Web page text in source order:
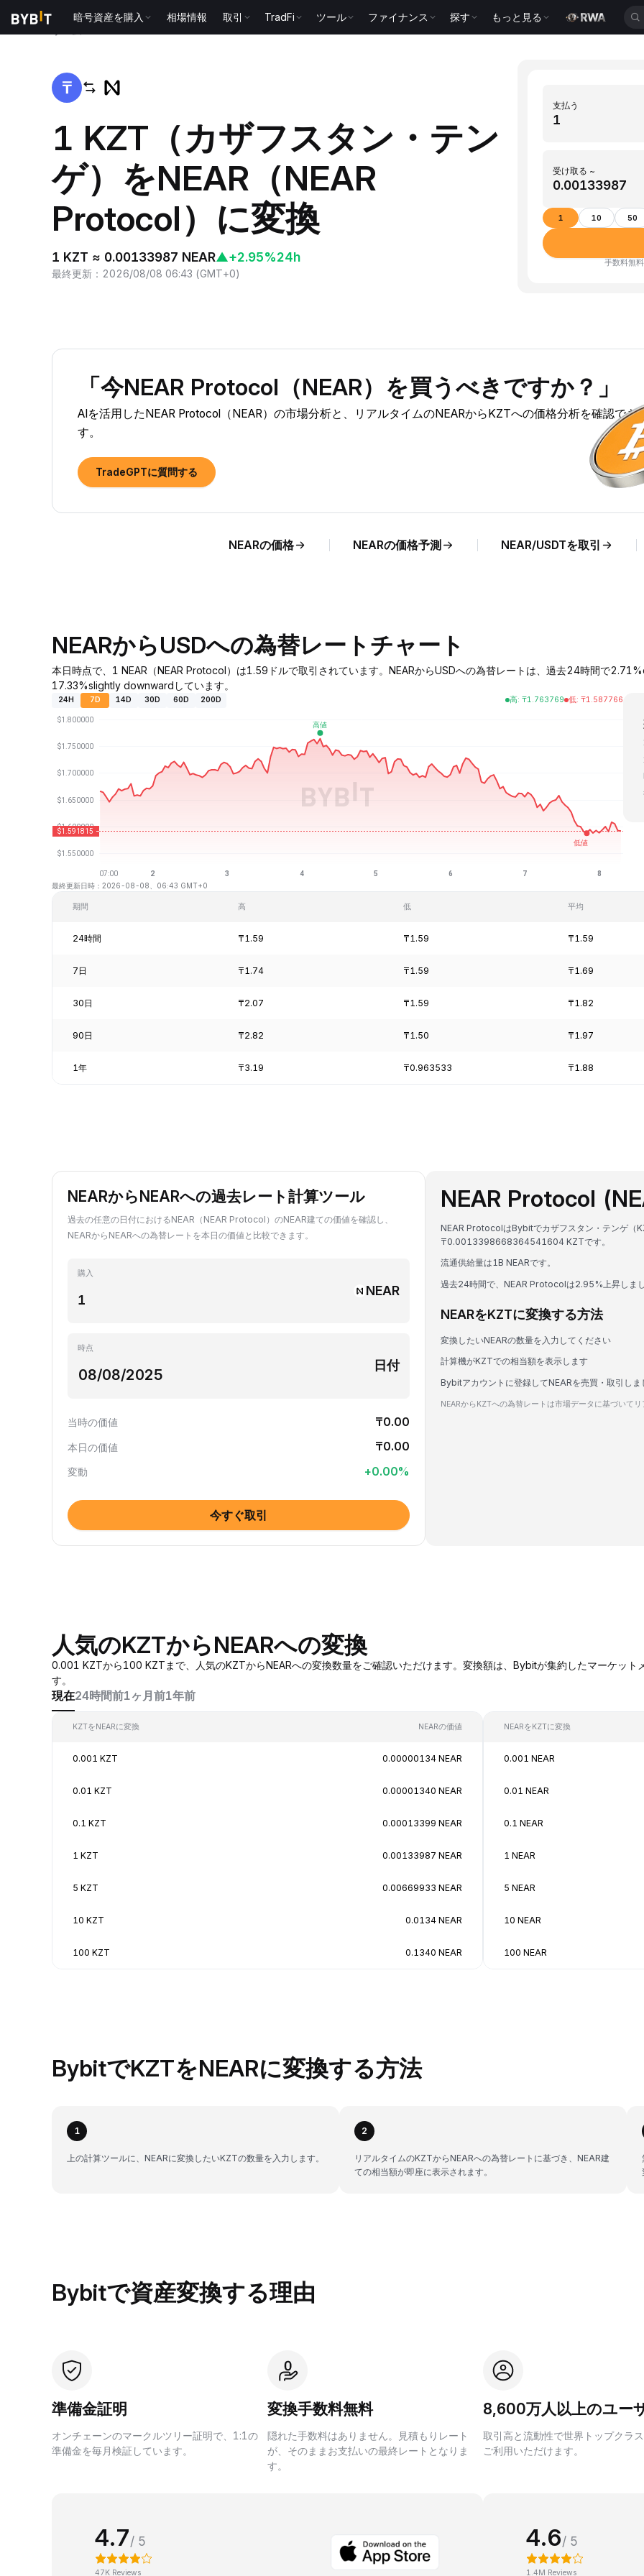
暗号資産を購入 相場情報 取引 TradFi ツール ファイナンス 探す もっと見る
1 KZT（カザフスタン・テン
ゲ）をNEAR（NEAR
Protocol）に変換
1 KZT ≈ 0.00133987 NEAR▲+2.95%24h
最終更新 ： 2026/08/08 06:43 (GMT+0)
支払う
受け取る ~
1 10 50
手数料無
「今NEAR Protocol（NEAR）を買うべきですか？」
AIを活用したNEAR Protocol（NEAR）の市場分析と、リアルタイムのNEARからKZTへの価格分析を確認でき
す。
TradeGPTに質問する
NEARの価格 NEARの価格予測 NEAR/USDTを取引
NEARからUSDへの為替レートチャート
本日時点で、1 NEAR（NEAR Protocol）は1.59ドルで取引されています。NEARからUSDへの為替レートは、過去24時間で
17.33%slightly downwardしています。
24H 7D 14D 30D 60D 200D 高: ₸1.763769 低: ₸1.587766
最終更新日時：2026-08-08、06:43 GMT+0
期間 高 低 平均
24時間 ₸1.59 ₸1.59 ₸1.59
7日 ₸1.74 ₸1.59 ₸1.69
30日 ₸2.07 ₸1.59 ₸1.82
90日 ₸2.82 ₸1.50 ₸1.97
1年 ₸3.19 ₸0.963533 ₸1.88
NEARからNEARへの過去レート計算ツール
過去の任意の日付におけるNEAR（NEAR Protocol）のNEAR建ての価値を確認し、
NEARからNEARへの為替レートを本日の価値と比較できます。
購入
NEAR
時点
日付
当時の価値 ₸0.00
本日の価値 ₸0.00
変動 +0.00%
今すぐ取引
NEAR Protocol
NEAR ProtocolはBybitでカザフスタン・テンゲ（
₸0.0013398668364541604 KZTです。
流通供給量は1B NEARです。
過去24時間で、NEAR Protocolは2.95%上昇しまし
NEARをKZTに変換する方法
変換したいNEARの数量を入力してください
計算機がKZTでの相当額を表示します
Bybitアカウントに登録してNEARを売買・取引しま
NEARからKZTへの為替レートは市場データに基づいてリ
人気のKZTからNEARへの変換
0.001 KZTから100 KZTまで、人気のKZTからNEARへの変換数量をご確認いただけます。変換額は、Bybitが集約したマーケット
す。
現在24時間前1ヶ月前1年前
KZTをNEARに変換 NEARの価値
0.001 KZT 0.00000134 NEAR
0.01 KZT 0.00001340 NEAR
0.1 KZT 0.00013399 NEAR
1 KZT 0.00133987 NEAR
5 KZT 0.00669933 NEAR
10 KZT 0.0134 NEAR
100 KZT 0.1340 NEAR
NEARをKZTに変換
0.001 NEAR
0.01 NEAR
0.1 NEAR
1 NEAR
5 NEAR
10 NEAR
100 NEAR
BybitでKZTをNEARに変換する方法
1
上の計算ツールに、NEARに変換したいKZTの数量を入力します。
2
リアルタイムのKZTからNEARへの為替レートに基づき、NEAR建
ての相当額が即座に表示されます。
Bybitで資産変換する理由
準備金証明
オンチェーンのマークルツリー証明で、1:1の
準備金を毎月検証しています。
変換手数料無料
隠れた手数料はありません。見積もりレート
が、そのままお支払いの最終レートとなりま
す。
8,600万人以上のユー
取引高と流動性で世界トップクラ
ご利用いただけます。
4.7/ 5
47K Reviews
4.6/ 5
1.4M Reviews